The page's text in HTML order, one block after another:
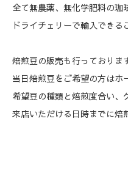
全て無農薬、無化学肥料の珈
ドライチェリーで輸入できる
焙煎豆の販売も行っておりま
当日焙煎豆をご希望の方はホ
希望豆の種類と焙煎度合い、
来店いただける日時までに焙